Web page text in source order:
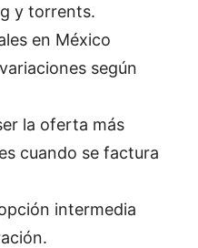
y torrents.
en México
según
la oferta más
cuando se factura
intermedia